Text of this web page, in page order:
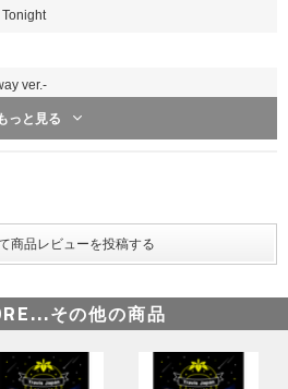
ver.-
/中村/松倉＞
っと見る
その他の商品